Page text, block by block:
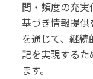
間・頻度の充
基づき情報提
を通じて、継
記を実現する
ます。